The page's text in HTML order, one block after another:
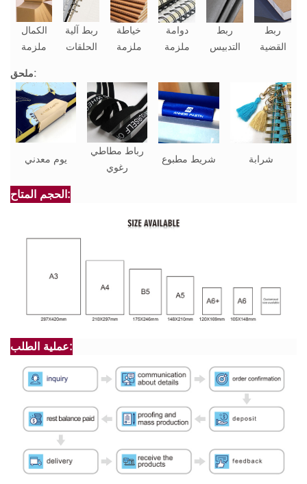
الكمال
ملزمة
ربط آلية
الحلقات
خياطة
ملزمة
دوامة
ملزمة
ربط
التدبيس
ربط
القضية
ملحق:
يوم معدني
رباط مطاطي
رغوي
شريط مطبوع شرابة
الحجم المتاح:
عملية الطلب: